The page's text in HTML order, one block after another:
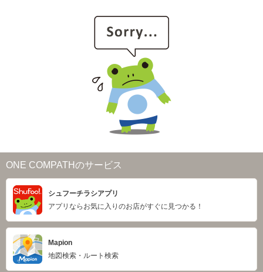
ONE COMPATHのサービス
シュフーチラシアプリ
アプリならお気に入りのお店がすぐに見つかる！
Mapion
地図検索・ルート検索